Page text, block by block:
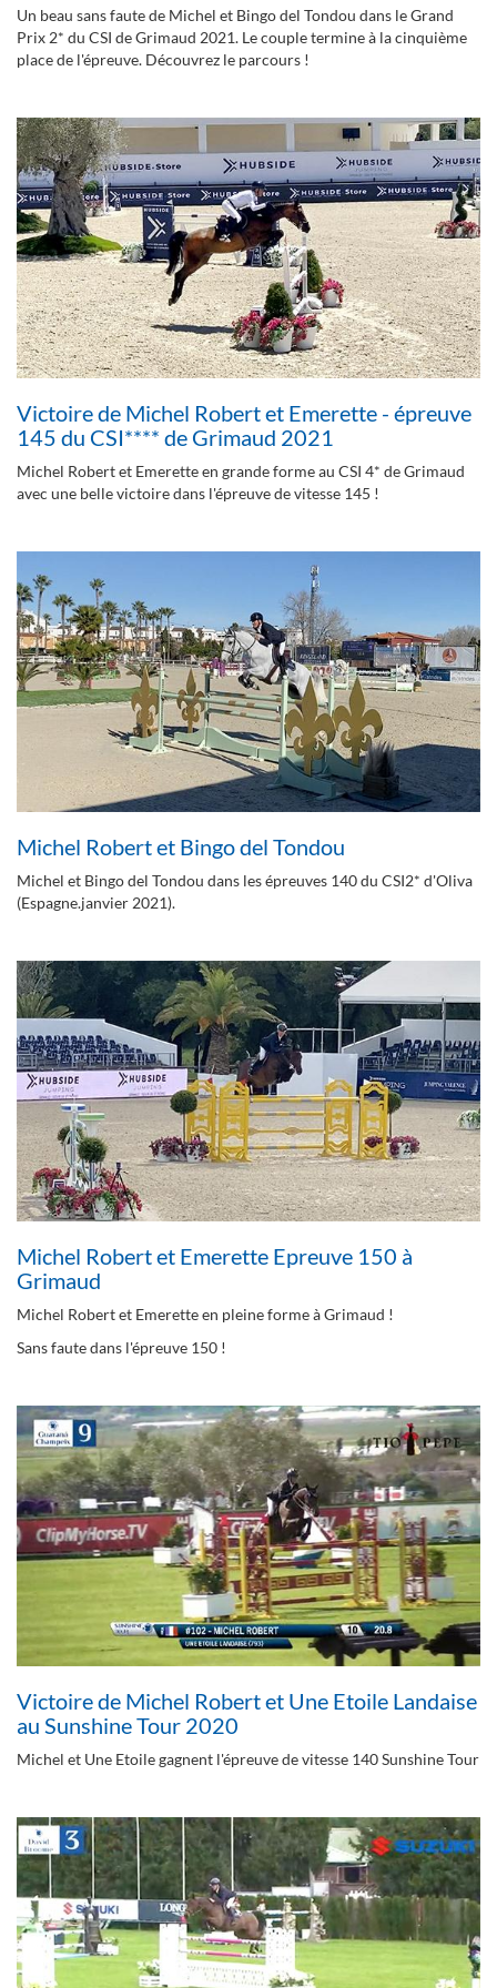
Un beau sans faute de Michel et Bingo del Tondou dans le Grand
Prix 2* du CSI de Grimaud 2021. Le couple termine à la cinquième
place de l'épreuve. Découvrez le parcours !
Victoire de Michel Robert et Emerette - épreuve
145 du CSI**** de Grimaud 2021
Michel Robert et Emerette en grande forme au CSI 4* de Grimaud
avec une belle victoire dans l'épreuve de vitesse 145 !
Michel Robert et Bingo del Tondou
Michel et Bingo del Tondou dans les épreuves 140 du CSI2* d'Oliva
(Espagne.janvier 2021).
Michel Robert et Emerette Epreuve 150 à
Grimaud
Michel Robert et Emerette en pleine forme à Grimaud !
Sans faute dans l'épreuve 150 !
Victoire de Michel Robert et Une Etoile Landaise
au Sunshine Tour 2020
Michel et Une Etoile gagnent l'épreuve de vitesse 140 Sunshine Tour